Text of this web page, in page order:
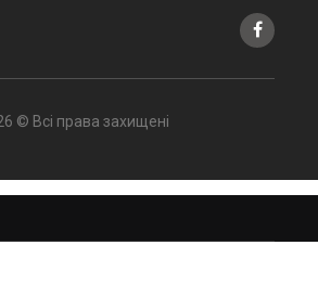
© Всі права захищені